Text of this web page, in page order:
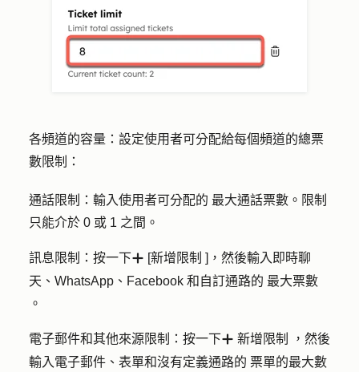
各頻道的容量 ：設定使用者可分配給每個頻道的總票
數限制：
通話限制 ：輸入使用者可分配的 最大通話票數 。限制
只能介於 0 或 1 之間。
訊息限制 ：按一下add [新增限制 ]，然後輸入即時聊
天、WhatsApp、Facebook 和自訂通路的 最大票數
。
電子郵件和其他來源限制 ：按一下add 新增限制
，然後
輸入電子郵件、表單和沒有定義通路的 票單的最大數